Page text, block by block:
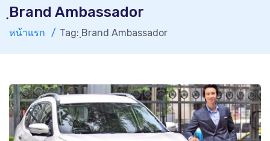
ฺBrand Ambassador
หน้าแรก Tag: ฺBrand Ambassador